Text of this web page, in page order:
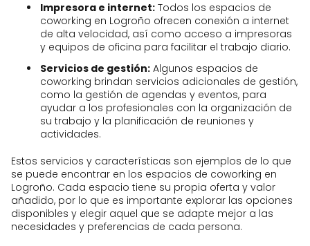
Impresora e internet: Todos los espacios de
coworking en Logroño ofrecen conexión a internet
de alta velocidad, así como acceso a impresoras
y equipos de oficina para facilitar el trabajo diario.
Servicios de gestión: Algunos espacios de
coworking brindan servicios adicionales de gestión,
como la gestión de agendas y eventos, para
ayudar a los profesionales con la organización de
su trabajo y la planificación de reuniones y
actividades.
Estos servicios y características son ejemplos de lo que
se puede encontrar en los espacios de coworking en
Logroño. Cada espacio tiene su propia oferta y valor
añadido, por lo que es importante explorar las opciones
disponibles y elegir aquel que se adapte mejor a las
necesidades y preferencias de cada persona.